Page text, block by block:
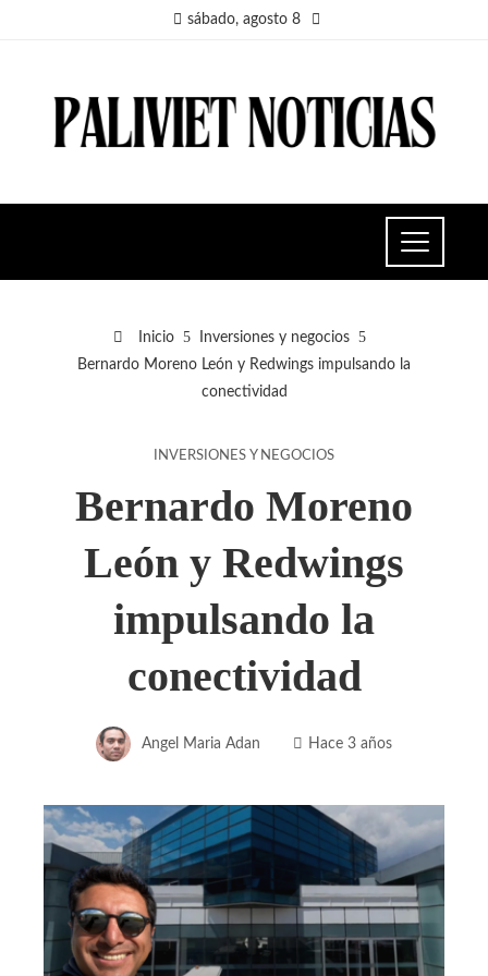
sábado, agosto 8
Inicio
Inversiones y negocios
Bernardo Moreno León y Redwings impulsando la
conectividad
INVERSIONES Y NEGOCIOS
Bernardo Moreno
León y Redwings
impulsando la
conectividad
Angel Maria Adan Hace 3 años